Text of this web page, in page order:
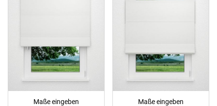
Maße eingeben Maße eingeben